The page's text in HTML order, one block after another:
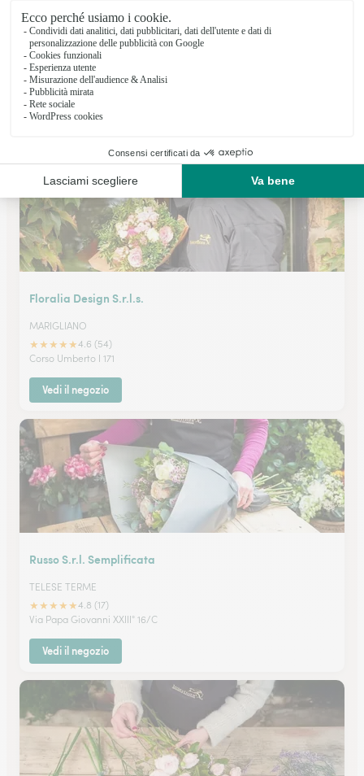
Ditelo Con I Fiori R. Franzese
SAVIANO
★★★★★ 5 (1)
Corso Vittorio Emanuele 68
Floralia Design S.r.l.s.
MARIGLIANO
★★★★★4.6 (54)
Corso Umberto I 171
Vedi il negozio
Russo S.r.l. Semplificata
TELESE TERME
★★★★★4.8 (17)
Via Papa Giovanni XXIII° 16/C
Vedi il negozio